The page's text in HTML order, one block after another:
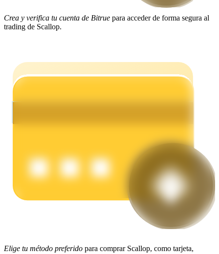
Power Piggy
Gana recompensas competitivas diariamente
Crea y verifica tu cuenta de Bitrue para acceder de forma segura al
trading de Scallop.
Elige tu método preferido para comprar Scallop, como tarjeta,